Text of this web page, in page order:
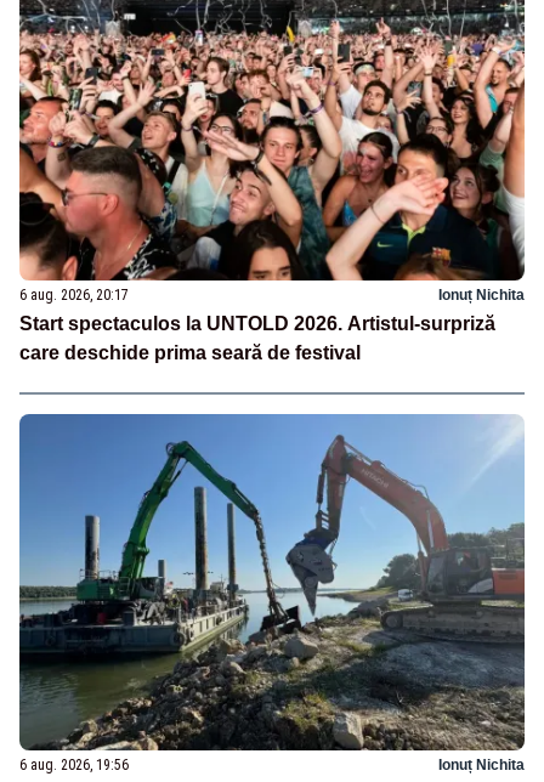
6 aug. 2026, 20:17 Ionuț Nichita
Start spectaculos la UNTOLD 2026. Artistul-surpriză
care deschide prima seară de festival
6 aug. 2026, 19:56 Ionuț Nichita